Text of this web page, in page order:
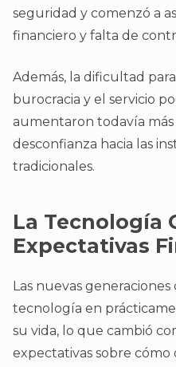
seguridad y comenzó a
financiero y falta de
Además, la dificultad
burocracia y el servicio
aumentaron todavía más
desconfianza hacia las
tradicionales.
La Tecnología
Expectativas
Las nuevas
tecnología en
su vida, lo que cambió
expectativas sobre